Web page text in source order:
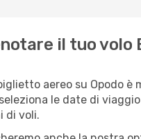
il tuo volo
aereo su Opodo è
le date di
di voli.